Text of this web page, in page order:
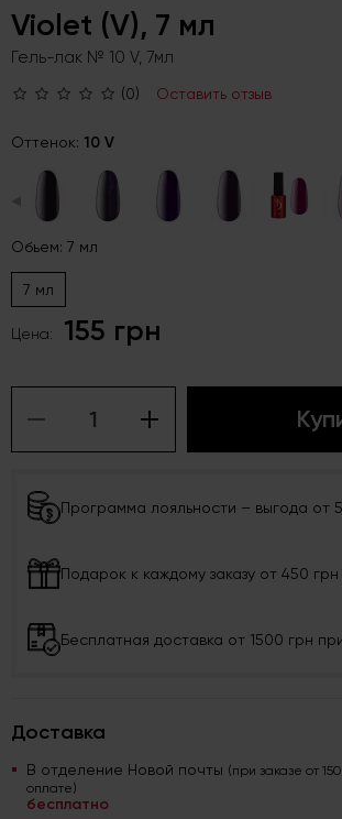
Violet (V), 7 мл
Гель-лак № 10 V, 7мл
(0) Оставить отзыв
Оттенок: 10 V
Обьем: 7 мл
7 мл
Цена: 155 грн
Программа лояльности – выгода от 5
Подарок к каждому заказу от 450 грн
Бесплатная доставка от 1500 грн
Доставка
В отделение Новой почты (при заказе от
оплате)
бесплатно